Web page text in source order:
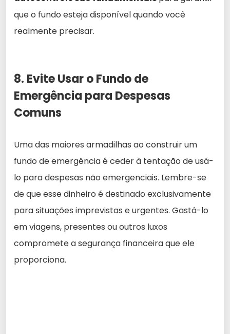
que o fundo esteja disponível quando você
realmente precisar.
8. Evite Usar o Fundo de
Emergência para Despesas
Comuns
Uma das maiores armadilhas ao construir um
fundo de emergência é ceder à tentação de usá-
lo para despesas não emergenciais. Lembre-se
de que esse dinheiro é destinado exclusivamente
para situações imprevistas e urgentes. Gastá-lo
em viagens, presentes ou outros luxos
compromete a segurança financeira que ele
proporciona.